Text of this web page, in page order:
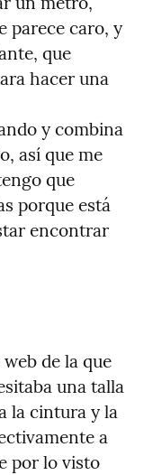
parece caro, y
que
hacer una
y combina
así que me
que
porque está
encontrar
de la que
una talla
la cintura y la
a
por lo visto